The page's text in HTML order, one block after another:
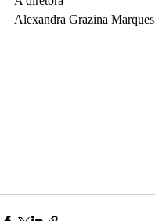
Alexandra Grazina Marques